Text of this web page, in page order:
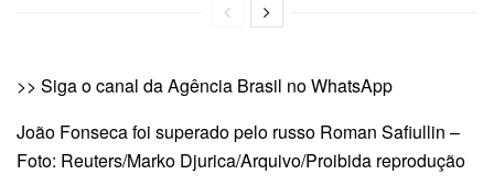
>> Siga o canal da Agência Brasil no WhatsApp
João Fonseca foi superado pelo russo Roman Safiullin –
Foto: Reuters/Marko Djurica/Arquivo/Proibida reprodução